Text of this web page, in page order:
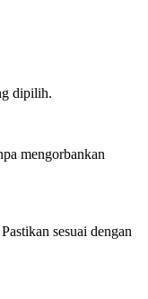
dipilih.
mengorbankan
sesuai dengan